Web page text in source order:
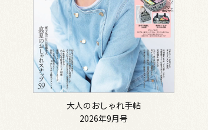
大人のおしゃれ手帖
2026年9月号